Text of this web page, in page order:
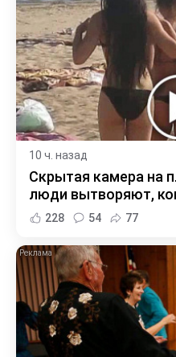
10 ч. назад
Скрытая камера на
люди вытворяют,
228 54 77